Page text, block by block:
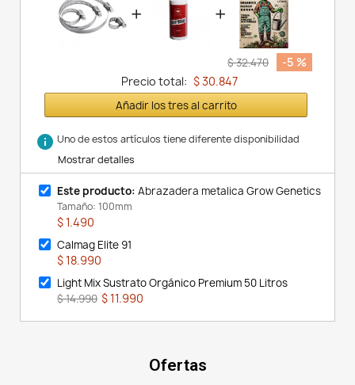
+ +
$ 32.470
-5 %
Precio total: $ 30.847
Añadir los tres al carrito
info Uno de estos artículos tiene diferente disponibilidad
Mostrar detalles
Este producto: Abrazadera metalica Grow Genetics
Tamaño: 100mm
$ 1.490
Calmag Elite 91
$ 18.990
Light Mix Sustrato Orgánico Premium 50 Litros
$ 14.990 $ 11.990
Ofertas